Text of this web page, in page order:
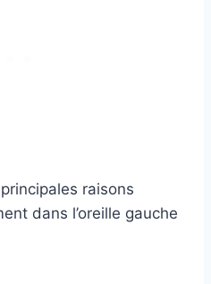
raisons
dans l’oreille gauche